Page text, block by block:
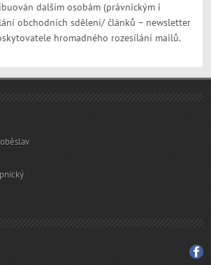
dalším osobám (právnickým i
obchodních sdělení/ článků – newsletter
hromadného rozesílání mailů.